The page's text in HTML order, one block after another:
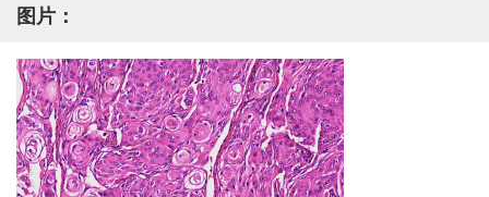
图片：